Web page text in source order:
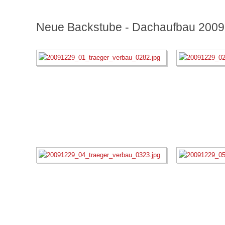
Neue Backstube - Dachaufbau